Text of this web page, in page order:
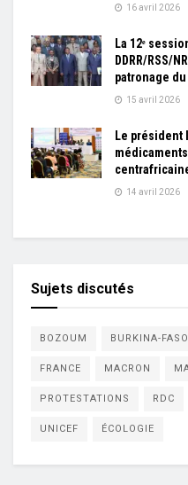
16 avril 2026
La 12ᵉ
DDRR/RSS/
patronage
15 avril 2026
Le président
14 avril 2026
Sujets discutés
BOZOUM BURKINA-FASO
FRANCE MACRON
PROTESTATIONS RDC
UNICEF ÉCOLOGIE